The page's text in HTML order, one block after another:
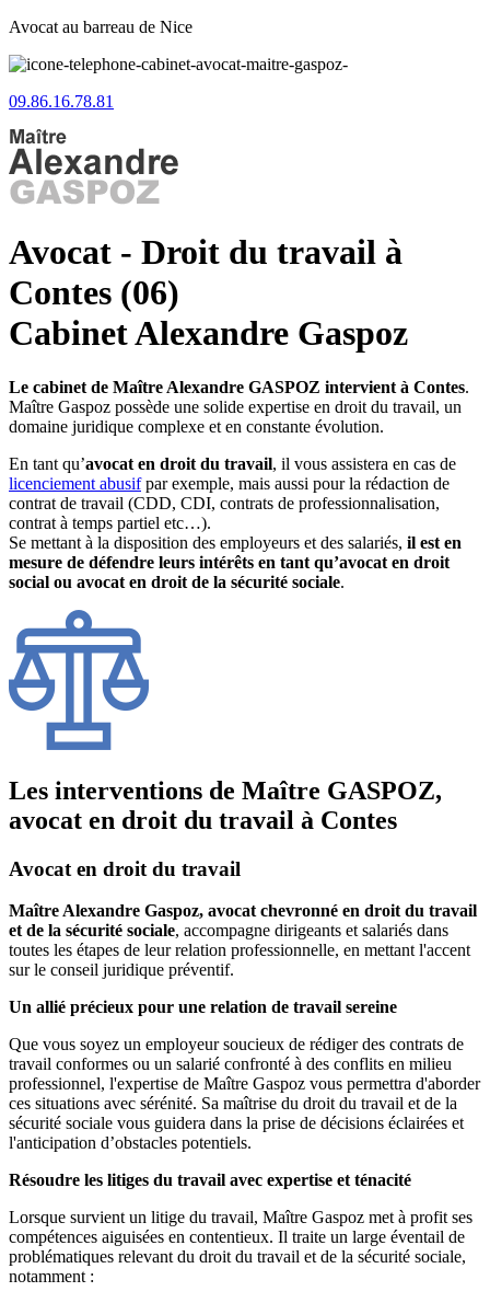
Avocat au barreau de Nice
09.86.16.78.81
Avocat - Droit du travail à
Contes (06)
Cabinet Alexandre Gaspoz
Le cabinet de Maître Alexandre GASPOZ intervient à Contes.
Maître Gaspoz possède une solide expertise en droit du travail, un
domaine juridique complexe et en constante évolution.
En tant qu’avocat en droit du travail, il vous assistera en cas de
licenciement abusifpar exemple, mais aussi pour la rédaction de
contrat de travail (CDD, CDI, contrats de professionnalisation,
contrat à temps partiel etc…).
Se mettant à la disposition des employeurs et des salariés, il est en
mesure de défendre leurs intérêts en tant qu’avocat en droit
social ou avocat en droit de la sécurité sociale.
Les interventions de Maître GASPOZ,
avocat en droit du travail à Contes
Avocat en droit du travail
Maître Alexandre Gaspoz, avocat chevronné en droit du travail
et de la sécurité sociale, accompagne dirigeants et salariés dans
toutes les étapes de leur relation professionnelle, en mettant l'accent
sur le conseil juridique préventif.
Un allié précieux pour une relation de travail sereine
Que vous soyez un employeur soucieux de rédiger des contrats de
travail conformes ou un salarié confronté à des conflits en milieu
professionnel, l'expertise de Maître Gaspoz vous permettra d'aborder
ces situations avec sérénité. Sa maîtrise du droit du travail et de la
sécurité sociale vous guidera dans la prise de décisions éclairées et
l'anticipation d’obstacles potentiels.
Résoudre les litiges du travail avec expertise et ténacité
Lorsque survient un litige du travail, Maître Gaspoz met à profit ses
compétences aiguisées en contentieux. Il traite un large éventail de
problématiques relevant du droit du travail et de la sécurité sociale,
notamment :